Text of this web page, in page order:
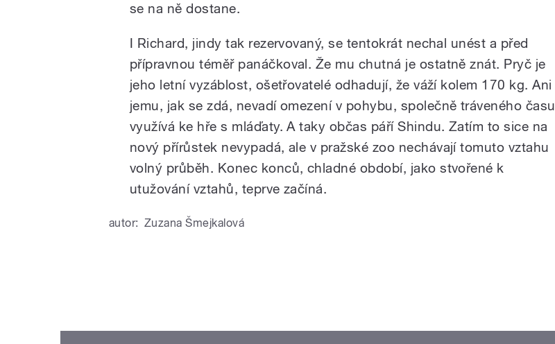
se na ně dostane.
I Richard, jindy tak rezervovaný, se tentokrát nechal unést a před
přípravnou téměř panáčkoval. Že mu chutná je ostatně znát. Pryč je
jeho letní vyzáblost, ošetřovatelé odhadují, že váží kolem 170 kg. Ani
jemu, jak se zdá, nevadí omezení v pohybu, společně tráveného času
využívá ke hře s mláďaty. A taky občas páří Shindu. Zatím to sice na
nový přírůstek nevypadá, ale v pražské zoo nechávají tomuto vztahu
volný průběh. Konec konců, chladné období, jako stvořené k
utužování vztahů, teprve začíná.
autor: Zuzana Šmejkalová